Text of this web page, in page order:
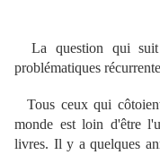
La question qui
problématiques
Tous ceux qui
monde est loin d'être
livres. Il y a quelques